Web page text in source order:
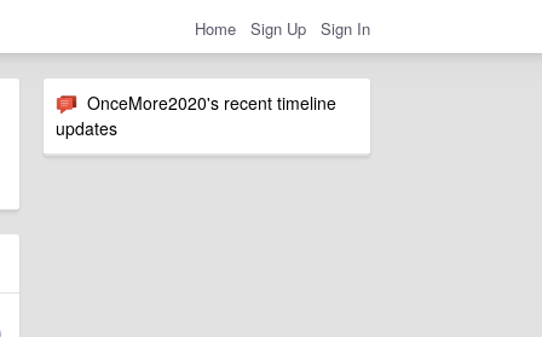
Home Sign Up Sign In
OnceMore2020's recent timeline
updates